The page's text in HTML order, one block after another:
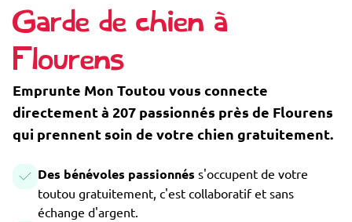
Garde de chien à
Flourens
Emprunte Mon Toutou vous connecte
directement à 207 passionnés près de Flourens
qui prennent soin de votre chien gratuitement.
Des bénévoles passionnés s'occupent de votre
toutou gratuitement, c'est collaboratif et sans
échange d'argent.